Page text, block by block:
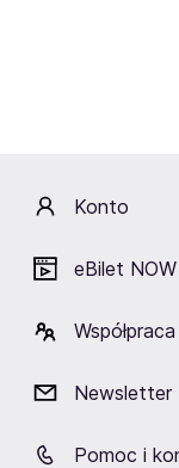
Konto
eBilet NOW
Współpraca
Newsletter
Pomoc i
„Nutki”,
artystą
produkcjach, jak: